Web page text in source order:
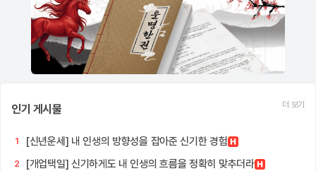
인기 게시물 더 보기
1 [신년운세] 내 인생의 방향성을 잡아준 신기한 경험
2 [개업택일] 신기하게도 내 인생의 흐름을 정확히 맞추더라